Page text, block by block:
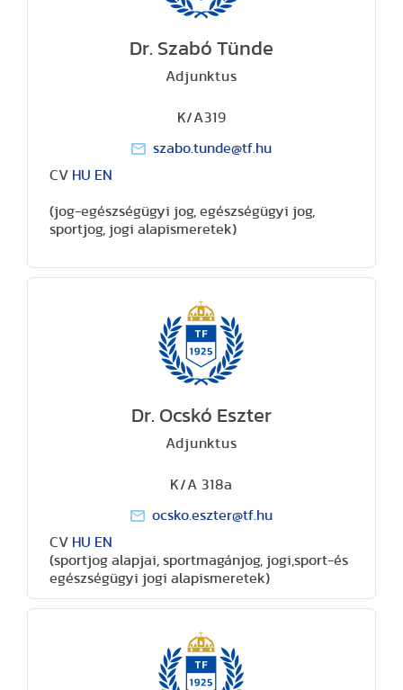
Dr. Szabó Tünde
Adjunktus
K/A319
szabo.tunde@tf.hu
CV HU EN
(jog-egészségügyi jog, egészségügyi jog,
sportjog, jogi alapismeretek)
Dr. Ocskó Eszter
Adjunktus
K/A 318a
ocsko.eszter@tf.hu
CV HU EN
(sportjog alapjai, sportmagánjog, jogi,sport-és
egészségügyi jogi alapismeretek)